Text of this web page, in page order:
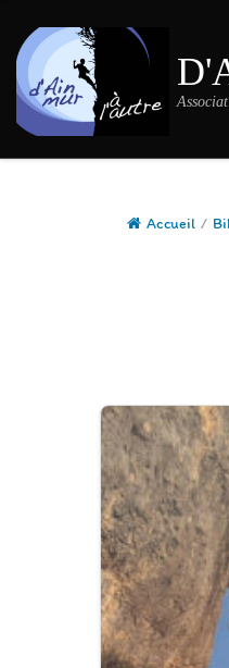
Passer au contenu
Accueil /